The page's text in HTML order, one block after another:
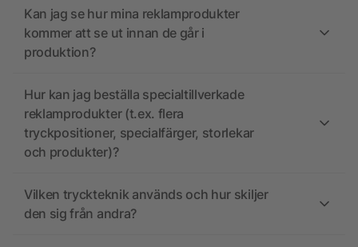
Kan jag se hur mina reklamprodukter
kommer att se ut innan de går i
produktion?
Hur kan jag beställa specialtillverkade
reklamprodukter (t.ex. flera
tryckpositioner, specialfärger, storlekar
och produkter)?
Vilken tryckteknik används och hur skiljer
den sig från andra?